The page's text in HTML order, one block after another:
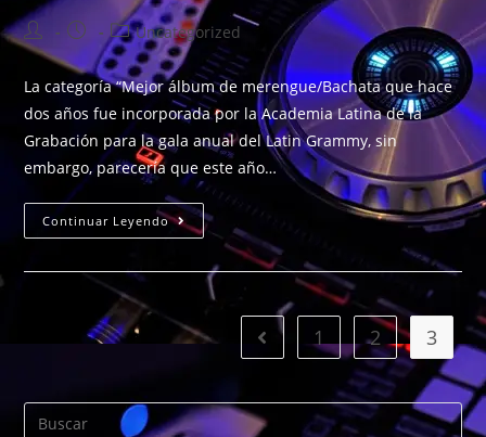
Uncategorized
La categoría “Mejor álbum de merengue/Bachata que hace
dos años fue incorporada por la Academia Latina de la
Grabación para la gala anual del Latin Grammy, sin
embargo, parecería que este año…
Continuar Leyendo
1 2 3